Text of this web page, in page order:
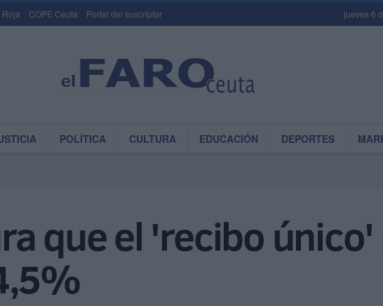
Roja COPE Ceuta Portal del suscriptor jueves 6
POLÍTICA CULTURA EDUCACIÓN DEPORTES
que el 'recibo